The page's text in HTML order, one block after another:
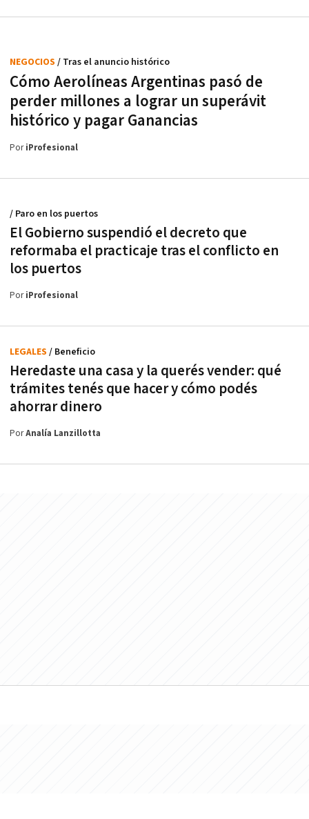
Cómo Aerolíneas Argentinas pasó de
perder millones a lograr un superávit
histórico y pagar Ganancias
NEGOCIOS / Tras el anuncio histórico
PoriProfesional
El Gobierno suspendió el decreto que
reformaba el practicaje tras el conflicto en
los puertos
/ Paro en los puertos
PoriProfesional
Heredaste una casa y la querés vender: qué
trámites tenés que hacer y cómo podés
ahorrar dinero
LEGALES / Beneficio
PorAnalía Lanzillotta